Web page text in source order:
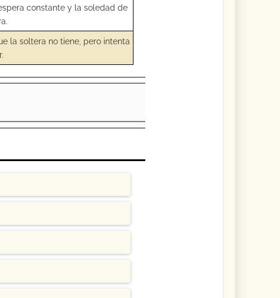
constante y la soledad de
la soltera no tiene, pero intenta